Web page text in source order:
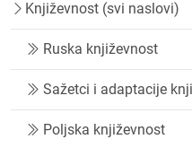
Književnost (svi naslovi)
Ruska književnost
Sažetci i adaptacije
Poljska književnost